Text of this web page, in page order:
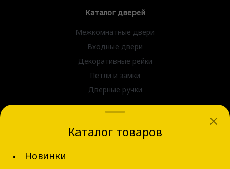
Каталог дверей
Межкомнатные двери
Входные двери
Декоративные рейки
Петли и замки
Дверные ручки
г. Новосибирск, ул. Блюхера д.31
Каталог товаров
Новинки